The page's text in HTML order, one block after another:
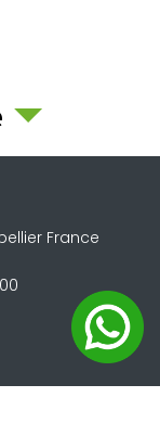
France